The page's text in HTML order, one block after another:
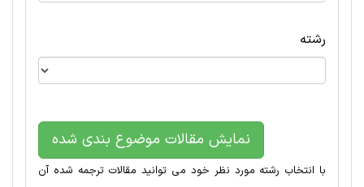
رشته
نمایش مقالات موضوع بندی شده
با انتخاب رشته مورد نظر خود می توانید مقالات ترجمه شده آن